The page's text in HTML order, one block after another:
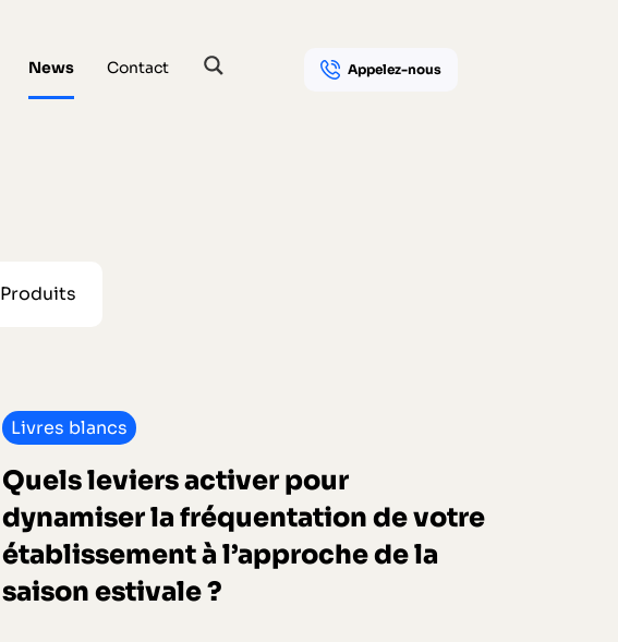
News Contact Appelez-nous
Produits
Livres blancs
Quels leviers activer pour
dynamiser la fréquentation de votre
établissement à l’approche de la
saison estivale ?